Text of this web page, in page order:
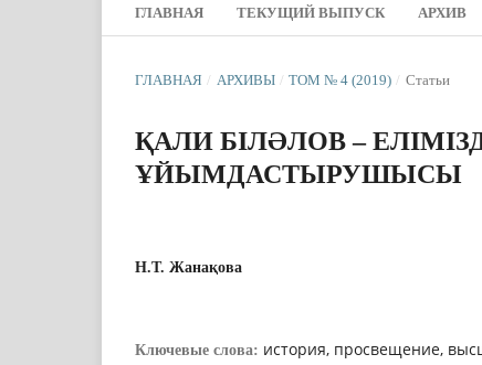
ГЛАВНАЯ ТЕКУЩИЙ ВЫПУСК АРХИВ
ГЛАВНАЯ / АРХИВЫ / ТОМ № 4 (2019) / Статьи
ҚАЛИ БІЛƏЛОВ –
ҰЙЫМДАСТЫРУШЫСЫ
Н.Т. Жанақова
Ключевые слова: история, просвещение,